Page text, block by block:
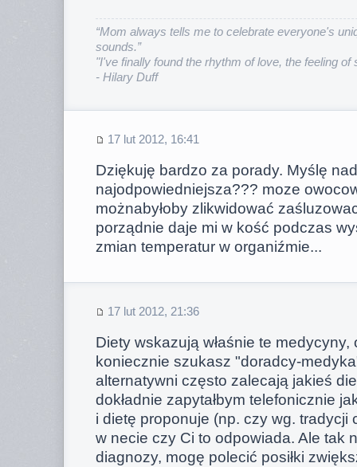
“Mom always tells me to celebrate everyone's
sounds.”
"I've finally found the rhythm of love, the feeling of
- Hilary Duff
17 lut 2012, 16:41
Dziękuję bardzo za porady. Myślę
najodpowiedniejsza??? moze
możnabyłoby zlikwidować
porządnie daje mi w kość podczas
zmian temperatur w organiźmie...
17 lut 2012, 21:36
Diety wskazują właśnie te medycyny,
koniecznie szukasz "doradcy-
alternatywni często zalecają jakieś
dokładnie zapytałbym telefonicznie
i dietę proponuje (np. czy wg. tradycji
w necie czy Ci to odpowiada. Ale tak
diagnozy, mogę polecić posiłki